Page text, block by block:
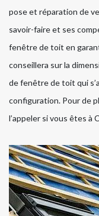
pose et réparation de
savoir-faire et ses
fenêtre de toit en
conseillera sur la
de fenêtre de toit qui
configuration. Pour de
l’appeler si vous êtes à